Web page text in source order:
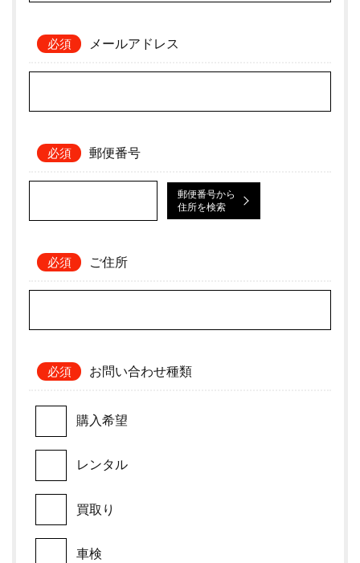
メールアドレス
郵便番号
郵便番号から
住所を検索
ご住所
お問い合わせ種類
購入希望
レンタル
買取り
車検